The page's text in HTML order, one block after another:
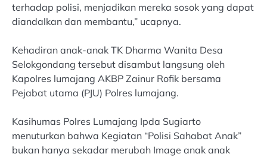
terhadap polisi, menjadikan mereka sosok yang dapat
diandalkan dan membantu,” ucapnya.
Kehadiran anak-anak TK Dharma Wanita Desa
Selokgondang tersebut disambut langsung oleh
Kapolres lumajang AKBP Zainur Rofik bersama
Pejabat utama (PJU) Polres lumajang.
Kasihumas Polres Lumajang Ipda Sugiarto
menuturkan bahwa Kegiatan “Polisi Sahabat Anak”
bukan hanya sekadar merubah Image anak anak